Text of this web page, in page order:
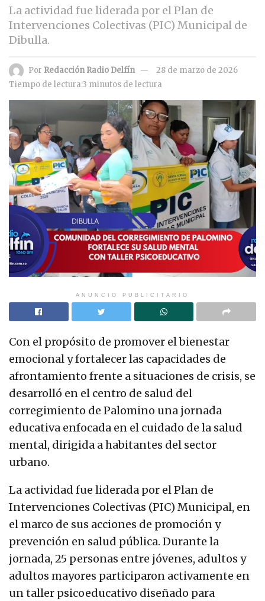
La actividad fue liderada por el Plan de
Intervenciones Colectivas (PIC) Municipal de
Dibulla.
Por Redacción Radio Delfín
28 de marzo de 2026
Tiempo de lectura:3 minutos de lectura
ANUNCIO PUBLICITARIO
Con el propósito de promover el bienestar
emocional y fortalecer las capacidades de
afrontamiento frente a situaciones de crisis, se
desarrolló en el centro de salud del
corregimiento de Palomino una jornada
educativa enfocada en el cuidado de la salud
mental, dirigida a habitantes del sector
urbano.
La actividad fue liderada por el Plan de
Intervenciones Colectivas (PIC) Municipal, en
el marco de sus acciones de promoción y
prevención en salud pública. Durante la
jornada, 25 personas entre jóvenes, adultos y
adultos mayores participaron activamente en
un taller psicoeducativo diseñado para